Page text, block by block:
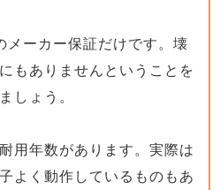
メーカー保証だけです。壊
もありませんということを
しょう。
用年数があります。実際は
よく動作しているものもあ